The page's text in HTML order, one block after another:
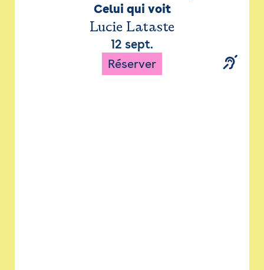
Celui qui voit
Lucie Lataste
12 sept.
Réserver